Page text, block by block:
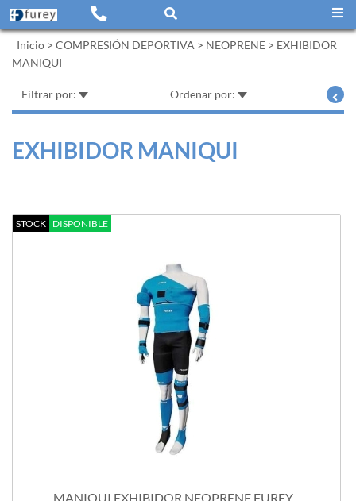
Inicio > COMPRESIÓN DEPORTIVA > NEOPRENE > EXHIBIDOR
MANIQUI
Filtrar por: Ordenar por:
EXHIBIDOR MANIQUI
STOCK DISPONIBLE
MANIQUI EXHIBIDOR NEOPRENE FUREY...